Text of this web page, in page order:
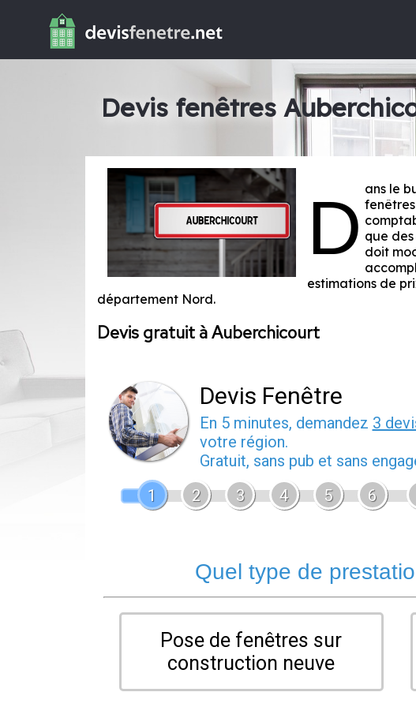
Devis fenêtres
D ans le
que
doit
estimations de
département Nord.
Devis gratuit à Auberchicourt
Devis Fenêtre
En 5 minutes, demandez 3
votre région.
Gratuit, sans pub et sans
1
2 3 4 5 6
Quel type de
Pose de fenêtres sur
construction neuve